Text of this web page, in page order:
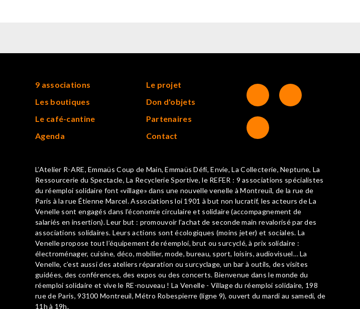
9 associations
Les boutiques
Le café-cantine
Agenda
Le projet
Don d'objets
Partenaires
Contact
L’Atelier R-ARE, Emmaüs Coup de Main, Emmaüs Défi, Envie, La Collecterie, Neptune, La
Ressourcerie du Spectacle, La Recyclerie Sportive, le REFER : 9 associations spécialistes
du réemploi solidaire font «village» dans une nouvelle venelle à Montreuil, de la rue de
Paris à la rue Étienne Marcel. Associations loi 1901 à but non lucratif, les acteurs de La
Venelle sont engagés dans l’économie circulaire et solidaire (accompagnement de
salariés en insertion). Leur but : promouvoir l’achat de seconde main revalorisé par des
associations solidaires. Leurs actions sont écologiques (moins jeter) et sociales. La
Venelle propose tout l’équipement de réemploi, brut ou surcyclé, à prix solidaire :
électroménager, cuisine, déco, mobilier, mode, bureau, sport, loisirs, audiovisuel… La
Venelle, c’est aussi des ateliers réparation ou surcyclage, un bar à outils, des visites
guidées, des conférences, des expos ou des concerts. Bienvenue dans le monde du
réemploi solidaire et vive le RE-nouveau ! La Venelle - Village du réemploi solidaire, 198
rue de Paris, 93100 Montreuil, Métro Robespierre (ligne 9), ouvert du mardi au samedi, de
11h à 19h.